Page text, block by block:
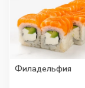
Филадельфия